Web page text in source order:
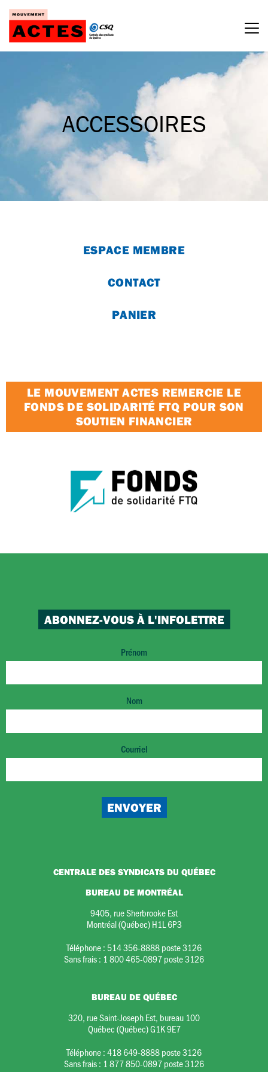
Passer
contenu
ACCESSOIRES
ESPACE MEMBRE
CONTACT
PANIER
LE MOUVEMENT ACTES REMERCIE LE
FONDS DE SOLIDARITÉ FTQ POUR SON
SOUTIEN FINANCIER
ABONNEZ-VOUS À L'INFOLETTRE
Prénom
Nom
Courriel
CENTRALE DES SYNDICATS DU QUÉBEC
BUREAU DE MONTRÉAL
9405, rue Sherbrooke Est
Montréal (Québec) H1L 6P3
Téléphone : 514 356-8888 poste 3126
Sans frais : 1 800 465-0897 poste 3126
BUREAU DE QUÉBEC
320, rue Saint-Joseph Est, bureau 100
Québec (Québec) G1K 9E7
Téléphone :418 649-8888 poste 3126
Sans frais : 1 877 850-0897 poste 3126